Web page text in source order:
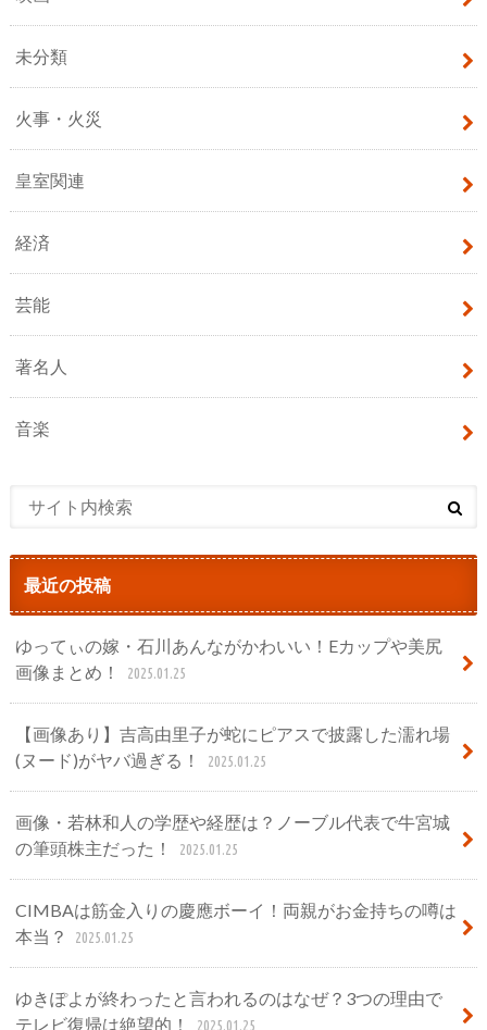
未分類
火事・火災
皇室関連
経済
芸能
著名人
音楽
最近の投稿
ゆってぃの嫁・石川あんながかわいい！Eカップや美尻
画像まとめ！
2025.01.25
【画像あり】吉高由里子が蛇にピアスで披露した濡れ場
(ヌード)がヤバ過ぎる！
2025.01.25
画像・若林和人の学歴や経歴は？ノーブル代表で牛宮城
の筆頭株主だった！
2025.01.25
CIMBAは筋金入りの慶應ボーイ！両親がお金持ちの噂は
本当？
2025.01.25
ゆきぽよが終わったと言われるのはなぜ？3つの理由で
テレビ復帰は絶望的！
2025.01.25